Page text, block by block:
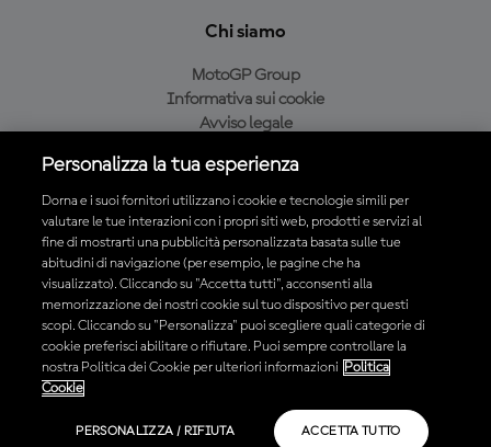
Chi siamo
MotoGP Group
Informativa sui cookie
Avviso legale
Condizioni di acquisto
Scarica l'app ufficiale MotoGP™
© 2026 MotoGP Sports Entertainment Group. Tutti i diritti riservati.
Tutti i marchi sono di proprietà dei rispettivi proprietari.
Personalizza la tua esperienza
Dorna e i suoi fornitori utilizzano i cookie e tecnologie simili per
valutare le tue interazioni con i propri siti web, prodotti e servizi al
fine di mostrarti una pubblicità personalizzata basata sulle tue
abitudini di navigazione (per esempio, le pagine che ha
visualizzato). Cliccando su "Accetta tutti", acconsenti alla
memorizzazione dei nostri cookie sul tuo dispositivo per questi
scopi. Cliccando su "Personalizza" puoi scegliere quali categorie di
cookie preferisci abilitare o rifiutare. Puoi sempre controllare la
nostra Politica dei Cookie per ulteriori informazioni
Politica
Cookie
PERSONALIZZA / RIFIUTA ACCETTA TUTTO